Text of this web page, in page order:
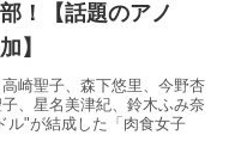
！【話題のアノ
】
崎聖子、森下悠里、今野杏
、星名美津紀、鈴木ふみ奈
ル"が結成した「肉食女子